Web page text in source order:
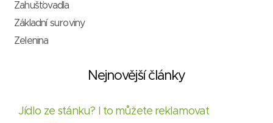
Zahušťovadla
Základní suroviny
Zelenina
Nejnovější články
Jídlo ze stánku? I to můžete reklamovat